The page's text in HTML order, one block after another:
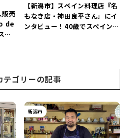
販売
de
イ
【新潟市】スペイン料理店『名
もなき店・神田良平さん』にイ
ンタビュー！40歳でスペインへ
テゴリーの記事
新潟市